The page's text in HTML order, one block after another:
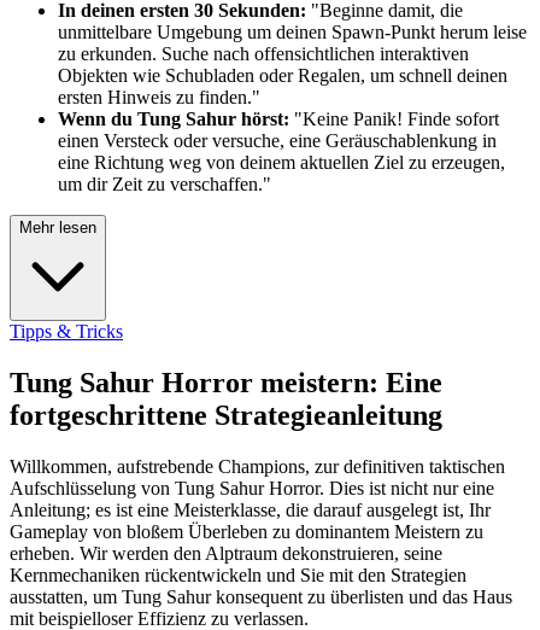
In deinen ersten 30 Sekunden: "Beginne damit, die
unmittelbare Umgebung um deinen Spawn-Punkt herum leise
zu erkunden. Suche nach offensichtlichen interaktiven
Objekten wie Schubladen oder Regalen, um schnell deinen
ersten Hinweis zu finden."
Wenn du Tung Sahur hörst: "Keine Panik! Finde sofort
einen Versteck oder versuche, eine Geräuschablenkung in
eine Richtung weg von deinem aktuellen Ziel zu erzeugen,
um dir Zeit zu verschaffen."
Mehr lesen
Tipps & Tricks
Tung Sahur Horror meistern: Eine
fortgeschrittene Strategieanleitung
Willkommen, aufstrebende Champions, zur definitiven taktischen
Aufschlüsselung von Tung Sahur Horror. Dies ist nicht nur eine
Anleitung; es ist eine Meisterklasse, die darauf ausgelegt ist, Ihr
Gameplay von bloßem Überleben zu dominantem Meistern zu
erheben. Wir werden den Alptraum dekonstruieren, seine
Kernmechaniken rückentwickeln und Sie mit den Strategien
ausstatten, um Tung Sahur konsequent zu überlisten und das Haus
mit beispielloser Effizienz zu verlassen.